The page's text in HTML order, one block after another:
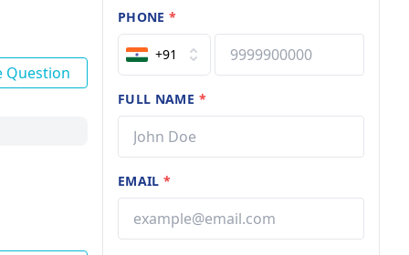
Question
PHONE*
+91
FULL NAME *
EMAIL*